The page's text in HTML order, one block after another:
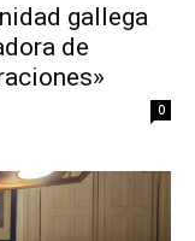
gallega
de
0